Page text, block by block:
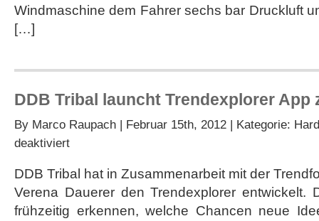
Windmaschine dem Fahrer sechs bar Druckluft
[…]
DDB Tribal launcht Trendexplorer App
By Marco Raupach | Februar 15th, 2012 | Kategorie:
deaktiviertfür
launcht
Trendexplorer
zur
DDB Tribal hat in Zusammenarbeit mit der
Verena Dauerer den Trendexplorer entwickelt.
frühzeitig erkennen, welche Chancen neue